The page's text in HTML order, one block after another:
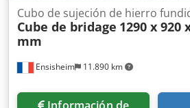
Ensisheim 11.890 km
Cubo de sujeción de hierro
Cube de bridage 1290 x 920
mm